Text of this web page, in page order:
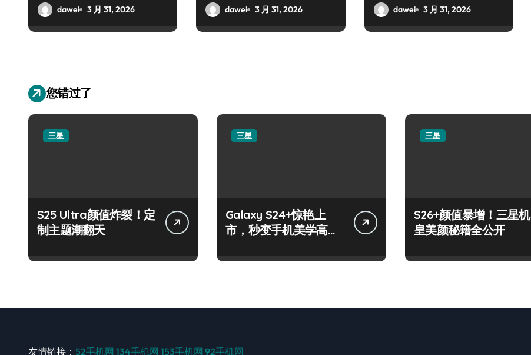
dawei 3 月 31, 2026 dawei 3 月 31, 2026 dawei 3 月 31, 2026
您错过了
三星
S25 Ultra颜值炸裂！定
制主题潮翻天
三星
Galaxy S24+惊艳上
市，秒变手机美学高
三星
S26+颜值暴增！三星机
皇美颜秘籍全公开
友情链接： 52手机网 134手机网 153手机网 92手机网